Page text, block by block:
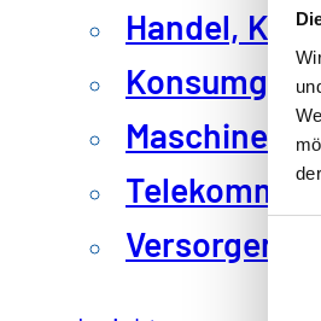
Handel,
Versorger